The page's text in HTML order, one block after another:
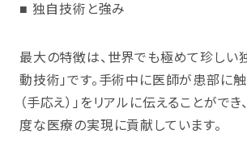
■ 独自技術と強み
最大の特徴は、世界でも極めて珍しい
動技術」です。手術中に医師が患部に
（手応え）」をリアルに伝えることがで
度な医療の実現に貢献しています。